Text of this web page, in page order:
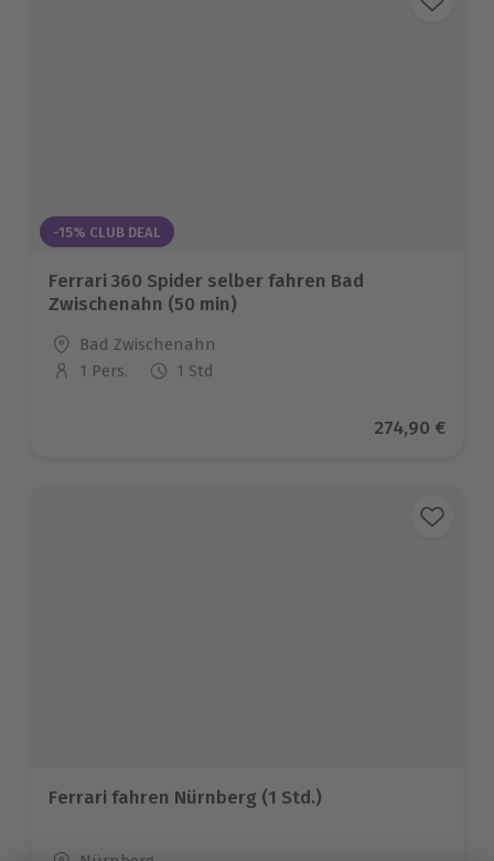
-15% CLUB DEAL
Ferrari 360 Spider selber fahren Bad
Zwischenahn (50 min)
Standort
Bad Zwischenahn
Anzahl der Teilnehmer
1 Pers. 1 Std
Aktueller
274,90 €
Ferrari fahren Nürnberg (1 Std.)